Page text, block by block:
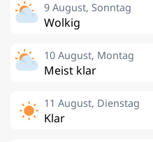
9 August, Sonntag
Wolkig
10 August, Montag
Meist klar
11 August, Dienstag
Klar